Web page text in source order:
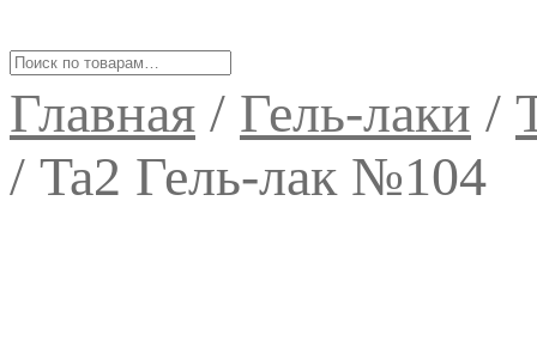
Главная / Гель-лаки /
/ Ta2 Гель-лак №104